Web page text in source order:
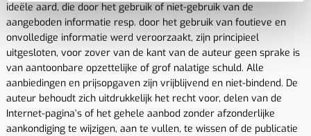
ideële aard, die door het gebruik of niet-gebruik van de
aangeboden informatie resp. door het gebruik van foutieve en
onvolledige informatie werd veroorzaakt, zijn principieel
uitgesloten, voor zover van de kant van de auteur geen sprake is
van aantoonbare opzettelijke of grof nalatige schuld. Alle
aanbiedingen en prijsopgaven zijn vrijblijvend en niet-bindend. De
auteur behoudt zich uitdrukkelijk het recht voor, delen van de
Internet-pagina’s of het gehele aanbod zonder afzonderlijke
aankondiging te wijzigen, aan te vullen, te wissen of de publicatie